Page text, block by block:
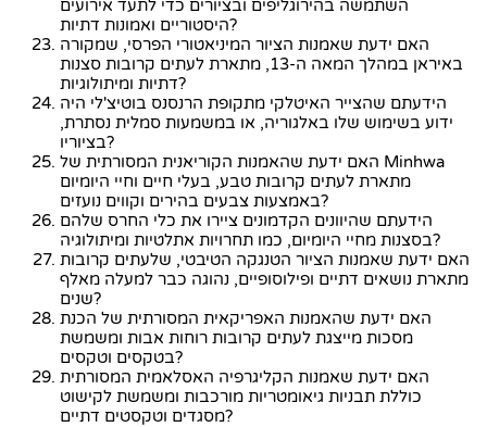
השתמשה בהירוגליפים ובציורים כדי לתעד אירועים
היסטוריים ואמונות דתיות?
האם ידעת שאמנות הציור המיניאטורי הפרסי, שמקורה
באיראן במהלך המאה ה-13, מתארת לעתים קרובות סצנות
דתיות ומיתולוגיות?
הידעתם שהצייר האיטלקי מתקופת הרנסנס בוטיצ'לי היה
ידוע בשימוש שלו באלגוריה, או במשמעות סמלית נסתרת,
בציוריו?
האם ידעת שהאמנות הקוריאנית המסורתית של Minhwa
מתארת לעתים קרובות טבע, בעלי חיים וחיי היומיום
באמצעות צבעים בהירים וקווים נועזים?
הידעתם שהיוונים הקדמונים ציירו את כלי החרס שלהם
בסצנות מחיי היומיום, כמו תחרויות אתלטיות ומיתולוגיה?
האם ידעת שאמנות הציור הטנגקה הטיבטי, שלעתים קרובות
מתארת נושאים דתיים ופילוסופיים, נהוגה כבר למעלה מאלף
שנים?
האם ידעת שהאמנות האפריקאית המסורתית של הכנת
מסכות מייצגת לעתים קרובות רוחות אבות ומשמשת
בטקסים וטקסים?
האם ידעת שאמנות הקליגרפיה האסלאמית המסורתית
כוללת תבניות גיאומטריות מורכבות ומשמשת לקישוט
מסגדים וטקסטים דתיים?